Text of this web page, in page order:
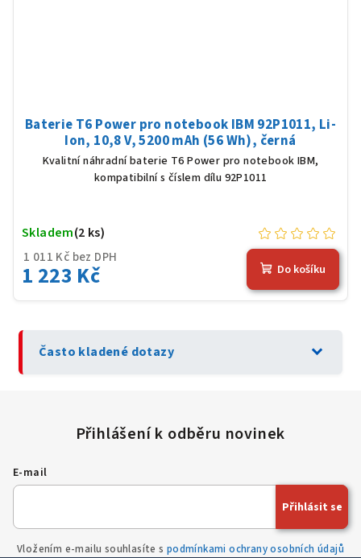
Baterie T6 Power pro notebook IBM 92P1011, Li-
Ion, 10,8 V, 5200 mAh (56 Wh), černá
Kvalitní náhradní baterie T6 Power pro notebook IBM,
kompatibilní s číslem dílu 92P1011
1 011 Kč bez DPH
1 223 Kč
Skladem(2 ks)
Do košíku
Často kladené dotazy expand_more
E-mail
Vložením e-mailu souhlasíte s podmínkami ochrany osobních údajů
Přihlásit se